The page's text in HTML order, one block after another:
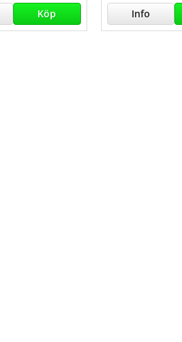
Köp Info